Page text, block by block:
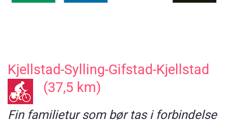
Kjellstad-Sylling-Gifstad-Kjellstad
(37,5 km)
Fin familietur som bør tas i forbindelse